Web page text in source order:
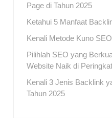
Page di Tahun 2025
Ketahui 5 Manfaat
Kenali Metode Kuno
Pilihlah SEO yang
Website Naik di
Kenali 3 Jenis Backlink
Tahun 2025